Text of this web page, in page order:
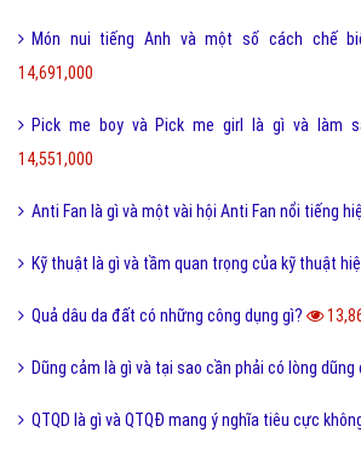
Món nui tiếng Anh và một số cách chế
14,691,000
Pick me boy và Pick me girl là gì và làm
14,551,000
Anti Fan là gì và một vài hội Anti Fan nổi tiếng
Kỹ thuật là gì và tầm quan trọng của kỹ thuật
Quả dâu da đất có những công dụng gì?
Dũng cảm là gì và tại sao cần phải có lòng dũng
QTQD là gì và QTQĐ mang ý nghĩa tiêu cực